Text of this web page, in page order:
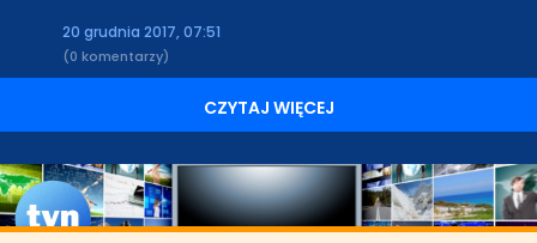
20 grudnia 2017, 07:51
(0 komentarzy)
CZYTAJ WIĘCEJ